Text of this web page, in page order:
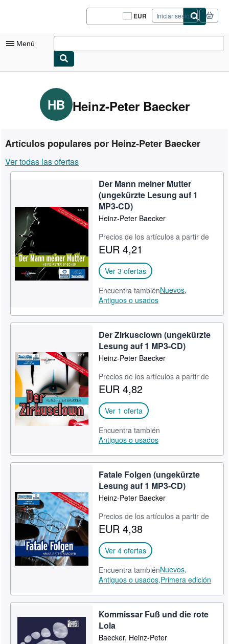
Pasar al contenido principal
EUR
Preferencias
de
del
Iniciar sesión
Menú
Consultar mis pedidos
Cerrar sesión
Colecciones
Libros antiguos
Vendedores
Comenzar a vender
Ayuda
HB Heinz-Peter Baecker
Artículos populares por Heinz-Peter Baecker
Ver todas las ofertas
Der Mann meiner Mutter
(ungekürzte Lesung auf 1
MP3-CD)
Heinz-Peter Baecker
Precios de los artículos a partir de
EUR 4,21
Ver 3 ofertas
Encuentra tambiénNuevos,
Antiguos o usados
Der Zirkusclown (ungekürzte
Lesung auf 1 MP3-CD)
Heinz-Peter Baecker
Precios de los artículos a partir de
EUR 4,82
Ver 1 oferta
Encuentra también
Antiguos o usados
Fatale Folgen (ungekürzte
Lesung auf 1 MP3-CD)
Heinz-Peter Baecker
Precios de los artículos a partir de
EUR 4,38
Ver 4 ofertas
Encuentra tambiénNuevos,
Antiguos o usados,Primera edición
Kommissar Fuß und die rote
Lola
Baecker, Heinz-Peter